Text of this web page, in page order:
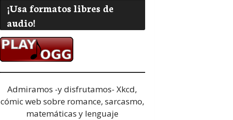
¡Usa formatos libres de
audio!
Admiramos -y disfrutamos- Xkcd,
cómic web sobre romance, sarcasmo,
matemáticas y lenguaje